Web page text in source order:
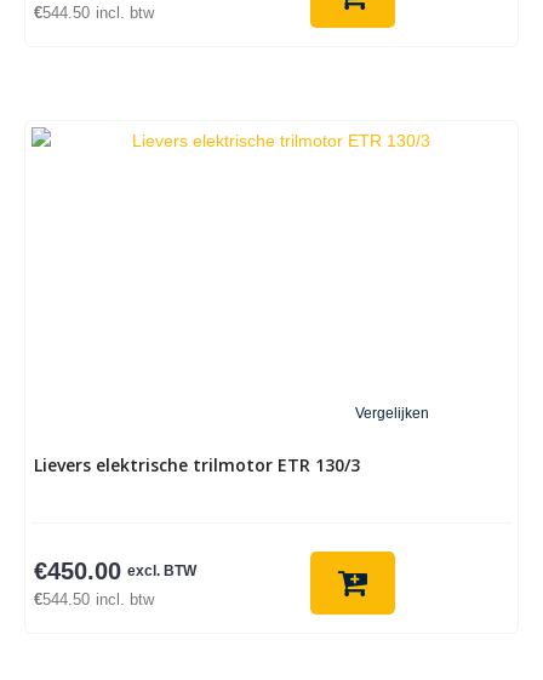
€544.50 incl. btw
Vergelijken
Lievers elektrische trilmotor ETR 130/3
€450.00 excl. BTW
€544.50 incl. btw